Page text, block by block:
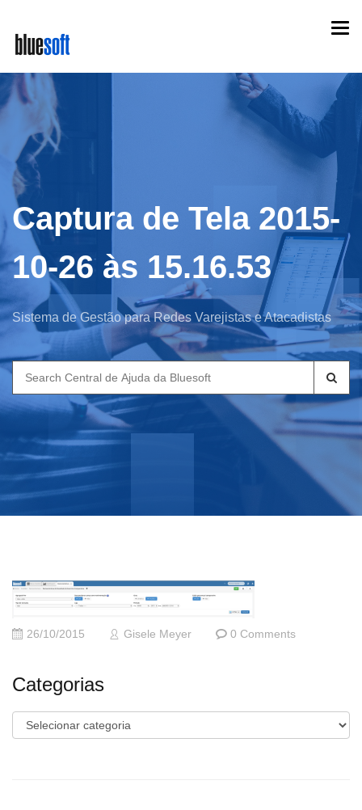
main
content
Captura de Tela 2015-
10-26 às 15.16.53
Sistema de Gestão para Redes Varejistas e Atacadistas
Search
for:
26/10/2015 Gisele Meyer 0 Comments
Categorias
Categorias